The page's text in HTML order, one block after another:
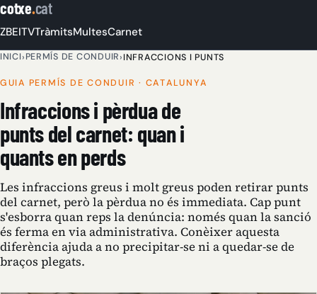
cotxe.cat
ZBEITVTràmitsMultesCarnet
INICI›PERMÍS DE CONDUIR›INFRACCIONS I PUNTS
GUIA PERMÍS DE CONDUIR · CATALUNYA
Infraccions i pèrdua de
punts del carnet: quan i
quants en perds
Les infraccions greus i molt greus poden retirar punts
del carnet, però la pèrdua no és immediata. Cap punt
s'esborra quan reps la denúncia: només quan la sanció
és ferma en via administrativa. Conèixer aquesta
diferència ajuda a no precipitar-se ni a quedar-se de
braços plegats.